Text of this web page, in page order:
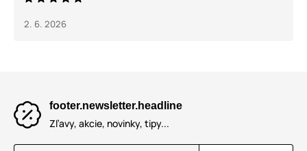
2. 6. 2026
footer.newsletter.headline
Zľavy, akcie, novinky, tipy...